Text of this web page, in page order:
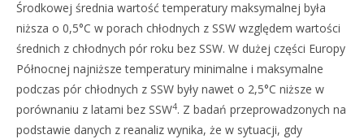
Środkowej średnia wartość temperatury maksymalnej była
niższa o 0,5°C w porach chłodnych z SSW względem wartości
średnich z chłodnych pór roku bez SSW. W dużej części Europy
Północnej najniższe temperatury minimalne i maksymalne
podczas pór chłodnych z SSW były nawet o 2,5°C niższe w
porównaniu z latami bez SSW4. Z badań przeprowadzonych na
podstawie danych z reanaliz wynika, że w sytuacji, gdy